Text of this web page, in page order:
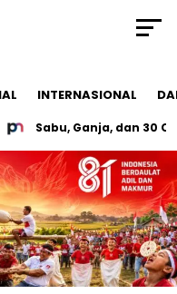
INTERNASIONAL
Sabu, Ganja, dan 30 CD